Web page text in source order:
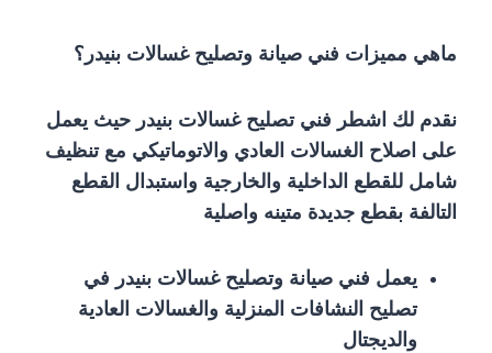
ماهي مميزات فني صيانة وتصليح غسالات بنيدر؟
نقدم لك اشطر فني تصليح غسالات بنيدر حيث يعمل
على اصلاح الغسالات العادي والاتوماتيكي مع تنظيف
شامل للقطع الداخلية والخارجية واستبدال القطع
التالفة بقطع جديدة متينه واصلية
يعمل فني صيانة وتصليح غسالات بنيدر في
تصليح النشافات المنزلية والغسالات العادية
والديجتال